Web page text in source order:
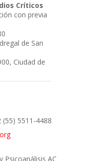
Críticos
con previa
de San
Ciudad de
5511-4488
Psicoanálisis AC